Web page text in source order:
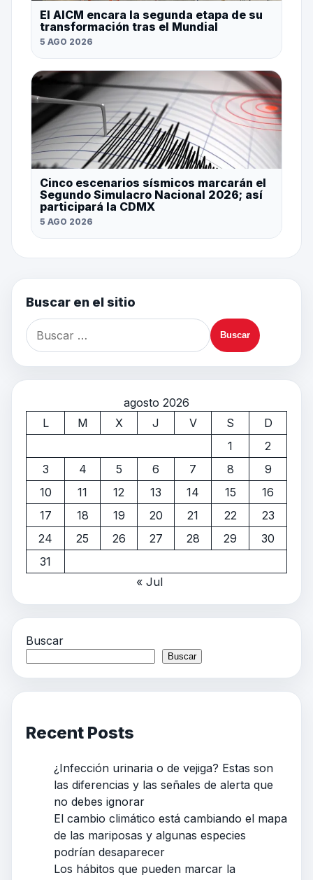
El AICM encara la segunda etapa de su
transformación tras el Mundial
5 AGO 2026
Cinco escenarios sísmicos marcarán el
Segundo Simulacro Nacional 2026; así
participará la CDMX
5 AGO 2026
Buscar en el sitio
agosto 2026
L
M X J V S
D
1
2
3
4 5 6 7 8
9
10
11 12 13 14 15
16
17
18 19 20 21 22
23
24
25 26 27 28 29
30
31
« Jul
Buscar
Buscar
Recent Posts
¿Infección urinaria o de vejiga? Estas son
las diferencias y las señales de alerta que
no debes ignorar
El cambio climático está cambiando el mapa
de las mariposas y algunas especies
podrían desaparecer
Los hábitos que pueden marcar la